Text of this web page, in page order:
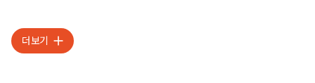
더보기